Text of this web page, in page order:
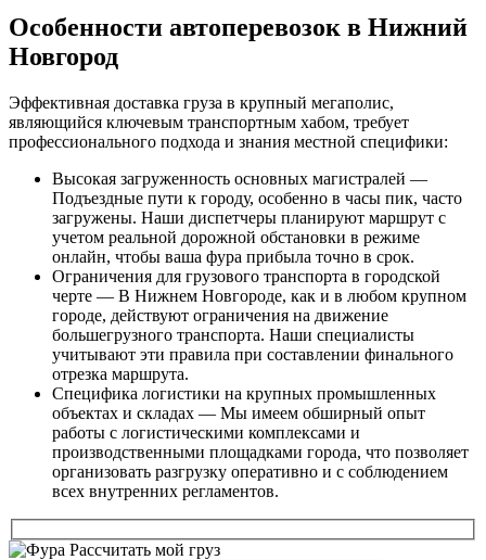
Особенности автоперевозок в Нижний
Новгород
Эффективная доставка груза в крупный мегаполис,
являющийся ключевым транспортным хабом, требует
профессионального подхода и знания местной специфики:
Высокая загруженность основных магистралей —
Подъездные пути к городу, особенно в часы пик, часто
загружены. Наши диспетчеры планируют маршрут с
учетом реальной дорожной обстановки в режиме
онлайн, чтобы ваша фура прибыла точно в срок.
Ограничения для грузового транспорта в городской
черте — В Нижнем Новгороде, как и в любом крупном
городе, действуют ограничения на движение
большегрузного транспорта. Наши специалисты
учитывают эти правила при составлении финального
отрезка маршрута.
Специфика логистики на крупных промышленных
объектах и складах — Мы имеем обширный опыт
работы с логистическими комплексами и
производственными площадками города, что позволяет
организовать разгрузку оперативно и с соблюдением
всех внутренних регламентов.
Рассчитать мой груз